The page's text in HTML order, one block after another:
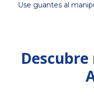
Use guantes al